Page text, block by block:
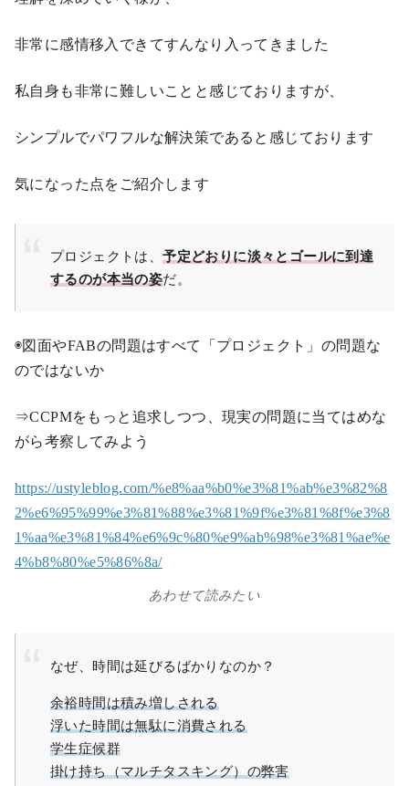
非常に感情移入できてすんなり入ってきました
私自身も非常に難しいことと感じておりますが、
シンプルでパワフルな解決策であると感じております
気になった点をご紹介します
プロジェクトは、予定どおりに淡々とゴールに到達
するのが本当の姿だ。
◉図面やFABの問題はすべて「プロジェクト」の問題な
のではないか
⇒CCPMをもっと追求しつつ、現実の問題に当てはめな
がら考察してみよう
https://ustyleblog.com/%e8%aa%b0%e3%81%ab%e3%82%8
2%e6%95%99%e3%81%88%e3%81%9f%e3%81%8f%e3%8
1%aa%e3%81%84%e6%9c%80%e9%ab%98%e3%81%ae%e
4%b8%80%e5%86%8a/
あわせて読みたい
なぜ、時間は延びるばかりなのか？
余裕時間は積み増しされる
浮いた時間は無駄に消費される
学生症候群
掛け持ち（マルチタスキング）の弊害